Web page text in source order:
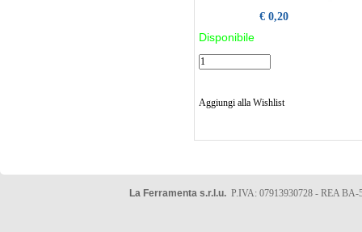
€ 0,20
Disponibile
Aggiungi alla Wishlist
La Ferramenta s.r.l.u. P.IVA: 07913930728 - REA BA-